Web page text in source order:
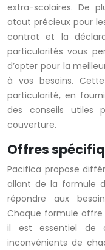
extra-scolaires. De
atout précieux pour
contrat et la
particularités vous
d’opter pour la
à vos besoins.
particularité, en
des conseils utiles
couverture.
Offres
Pacifica propose
allant de la formule
répondre aux
Chaque formule
il est essentiel de
inconvénients de